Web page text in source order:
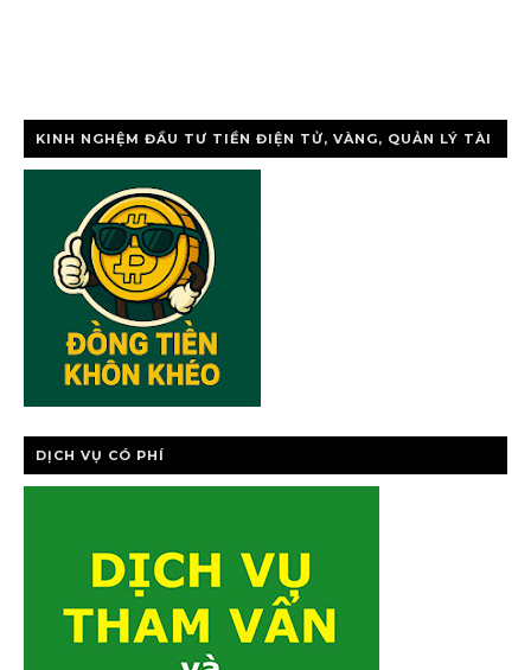
KINH NGHỆM ĐẦU TƯ TIỀN ĐIỆN TỬ, VÀNG, QUẢN LÝ TÀI
DỊCH VỤ CÓ PHÍ